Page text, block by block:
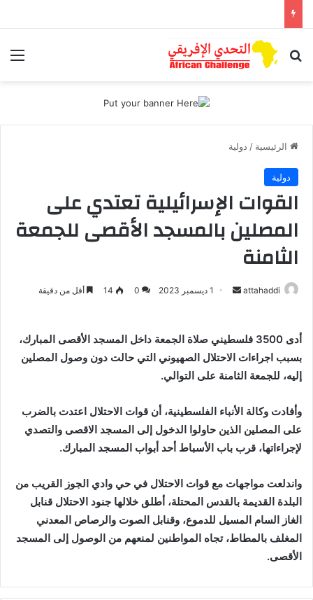
بحث عن
الرئيسية / دولية
دولية
القوات الإسرائيلية تعتدي على
المصلين بالمسجد الأقصى للجمعة
الثامنة
attahaddi
أرسل
1 ديسمبر 2023 0
14 أقل من دقيقة
أدى 3500 فلسطيني صلاة الجمعة داخل المسجد الأقصى المبارك،
بسبب اجراءات الاحتلال الصهيوني التي حالت دون وصول المصلين
إليه، للجمعة الثامنة على التوالي.
وأفادت وكالة الأنباء الفلسطينية، أن قوات الاحتلال اعتدت بالضرب
على المصلين الذين حاولوا الدخول إلى المسجد الاقصى والتصدي
لإجراءاتها، قرب باب الأسباط أحد أبواب المسجد المبارك.
واندلعت مواجهات مع قوات الاحتلال في حي وادي الجوز القريب من
البلدة القديمة بالقدس المحتلة، أطلق خلالها جنود الاحتلال قنابل
الغاز السام المسيل للدموع، وقنابل الصوت والرصاص المعدني
المغلف بالمطاط، تجاه المواطنين لمنعهم من الوصول إلى المسجد
الأقصى.